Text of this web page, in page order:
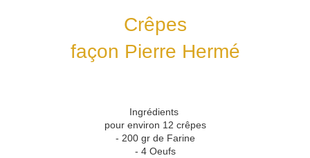
Crêpes
façon Pierre Hermé
Ingrédients
pour environ 12 crêpes
- 200 gr de Farine
- 4 Oeufs